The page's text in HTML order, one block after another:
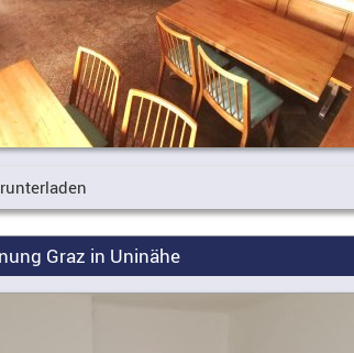
Graz in Uninähe